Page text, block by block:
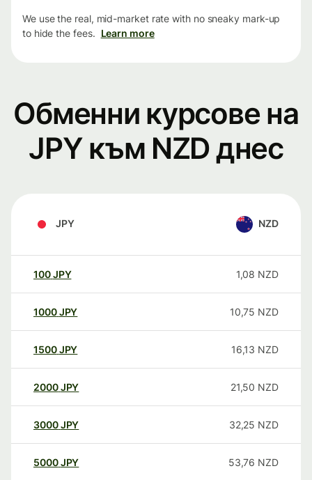
We use the real, mid-market rate with no sneaky mark-up
to hide the fees. Learn more
Обменни курсове на
JPY към NZD днес
JPY NZD
100JPY 1,08 NZD
1000JPY 10,75 NZD
1500JPY 16,13 NZD
2000JPY 21,50 NZD
3000JPY 32,25 NZD
5000JPY 53,76 NZD